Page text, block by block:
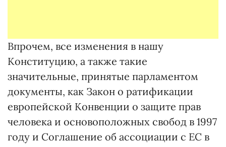
Впрочем, все изменения в нашу
Конституцию, а также такие
значительные, принятые парламентом
документы, как Закон о ратификации
европейской Конвенции о защите прав
человека и основоположных свобод в 1997
году и Соглашение об ассоциации с ЕС в